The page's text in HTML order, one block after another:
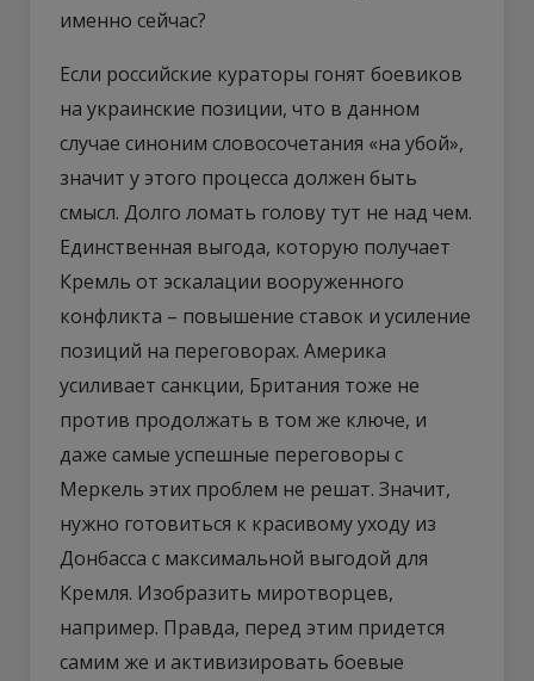
именно сейчас?
Если российские кураторы гонят боевиков
на украинские позиции, что в данном
случае синоним словосочетания «на убой»,
значит у этого процесса должен быть
смысл. Долго ломать голову тут не над чем.
Единственная выгода, которую получает
Кремль от эскалации вооруженного
конфликта – повышение ставок и усиление
позиций на переговорах. Америка
усиливает санкции, Британия тоже не
против продолжать в том же ключе, и
даже самые успешные переговоры с
Меркель этих проблем не решат. Значит,
нужно готовиться к красивому уходу из
Донбасса с максимальной выгодой для
Кремля. Изобразить миротворцев,
например. Правда, перед этим придется
самим же и активизировать боевые